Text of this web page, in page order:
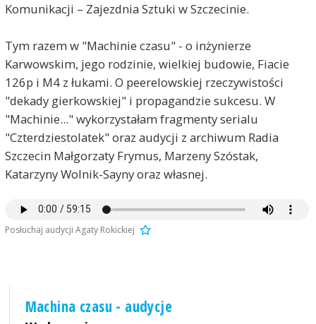
Komunikacji – Zajezdnia Sztuki w Szczecinie.
Tym razem w "Machinie czasu" - o inżynierze
Karwowskim, jego rodzinie, wielkiej budowie, Fiacie
126p i M4 z łukami. O peerelowskiej rzeczywistości
"dekady gierkowskiej" i propagandzie sukcesu. W
"Machinie..." wykorzystałam fragmenty serialu
"Czterdziestolatek" oraz audycji z archiwum Radia
Szczecin Małgorzaty Frymus, Marzeny Szóstak,
Katarzyny Wolnik-Sayny oraz własnej.
Posłuchaj audycji Agaty Rokickiej
Machina czasu - audycje